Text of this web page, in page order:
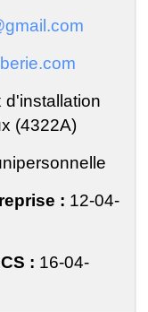
d'installation
(4322A)
: 12-04-
: 16-04-